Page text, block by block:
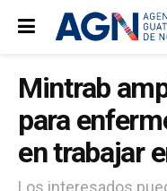
Mintrab
para
en trabajar
Los interesados